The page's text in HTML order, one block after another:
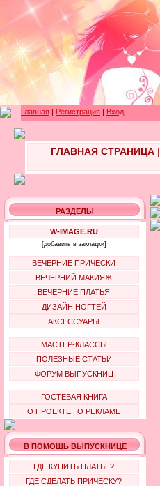
Главная | Регистрация | Вход
ГЛАВНАЯ СТРАНИЦА|
РАЗДЕЛЫ
W-IMAGE.RU
[добавить в закладки]
ВЕЧЕРНИЕ ПРИЧЕСКИ
ВЕЧЕРНИЙ МАКИЯЖ
ВЕЧЕРНИЕ ПЛАТЬЯ
ДИЗАЙН НОГТЕЙ
АКСЕССУАРЫ
МАСТЕР-КЛАССЫ
ПОЛЕЗНЫЕ СТАТЬИ
ФОРУМ ВЫПУСКНИЦ
ГОСТЕВАЯ КНИГА
О ПРОЕКТЕ | О РЕКЛАМЕ
В ПОМОЩЬ ВЫПУСКНИЦЕ
ГДЕ КУПИТЬ ПЛАТЬЕ?
ГДЕ СДЕЛАТЬ ПРИЧЕСКУ?